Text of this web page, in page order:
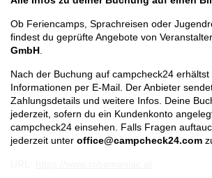
Ob Feriencamps, Sprachreisen oder
findest du geprüfte Angebote von
GmbH
Nach der Buchung auf campcheck24
Informationen per E-Mail. Der Anbieter
Zahlungsdetails und weitere Infos. Deine
jederzeit, sofern du ein Kundenkonto
campcheck24 einsehen. Falls Fragen
jederzeit unter office@campcheck24.com